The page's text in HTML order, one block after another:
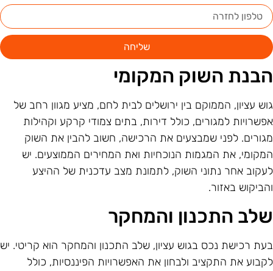
שליחה
השוק המקומי
עציון, הממוקם בין ירושלים לבית לחם, מציע מגוון רחב של
למגורים, כולל דירות, בתים צמודי קרקע וקהילות
לפני שמבצעים את הרכישה, חשוב להבין את השוק
את המגמות הנוכחיות ואת המחירים הממוצעים. יש
אחר נתוני השוק, לתמונת מצב עדכנית של ההיצע
באזור.
התכנון והמחקר
רכישת נכס בגוש עציון, שלב התכנון והמחקר הוא קריטי. יש
את התקציב ולבחון את האפשרויות הפיננסיות, כולל